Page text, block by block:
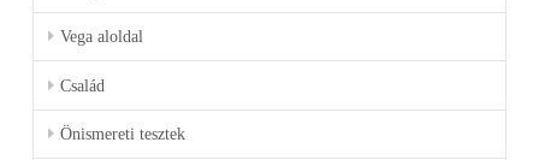
Vega aloldal
Család
Önismereti tesztek